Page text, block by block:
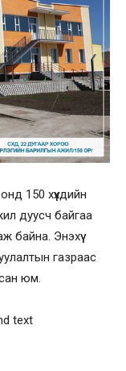
150 хүүхдийн
дуусч байгаа
байна. Энэхүү
газраас
юм.